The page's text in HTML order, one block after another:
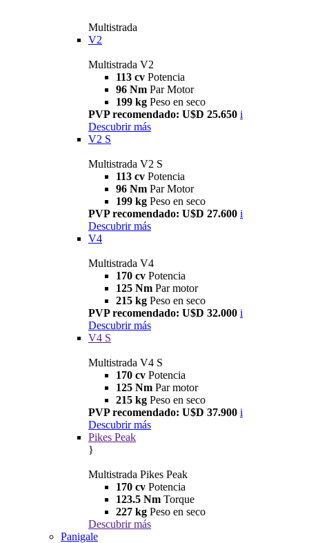
Multistrada
V2
Multistrada V2
113 cv Potencia
96 Nm Par Motor
199 kg Peso en seco
PVP recomendado: U$D 25.650 i
Descubrir más
V2 S
Multistrada V2 S
113 cv Potencia
96 Nm Par Motor
199 kg Peso en seco
PVP recomendado: U$D 27.600 i
Descubrir más
V4
Multistrada V4
170 cv Potencia
125 Nm Par motor
215 kg Peso en seco
PVP recomendado: U$D 32.000 i
Descubrir más
V4 S
Multistrada V4 S
170 cv Potencia
125 Nm Par motor
215 kg Peso en seco
PVP recomendado: U$D 37.900 i
Descubrir más
Pikes Peak
}
Multistrada Pikes Peak
170 cv Potencia
123.5 Nm Torque
227 kg Peso en seco
Descubrir más
Panigale